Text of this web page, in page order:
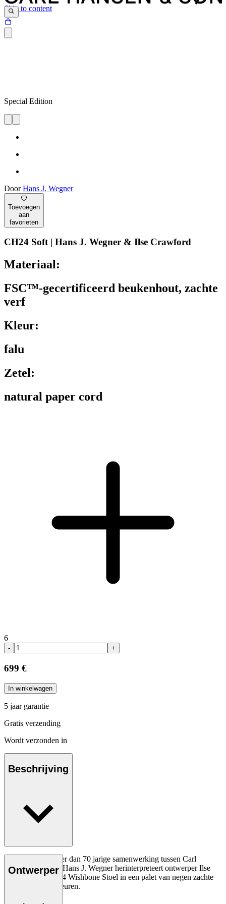
Skip to content
Special Edition
DoorHans J. Wegner
Toevoegen
aan
favorieten
CH24 Soft | Hans J. Wegner & Ilse Crawford
Materiaal:
FSC™-gecertificeerd beukenhout, zachte
verf
Kleur:
falu
Zetel:
natural paper cord
6
- +
699 €
In winkelwagen
5 jaar garantie
Gratis verzending
Wordt verzonden in
Beschrijving
Ter ere van de meer dan 70 jarige samenwerking tussen Carl
Hansen & Søn en Hans J. Wegner herinterpreteert ontwerper Ilse
Crawford de CH24 Wishbone Stoel in een palet van negen zachte
maar complexe kleuren.
Ontwerper